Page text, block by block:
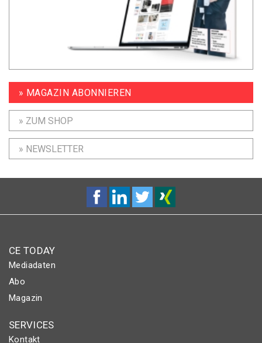
» MAGAZIN ABONNIEREN
» ZUM SHOP
» NEWSLETTER
CE TODAY
Mediadaten
Abo
Magazin
SERVICES
Kontakt